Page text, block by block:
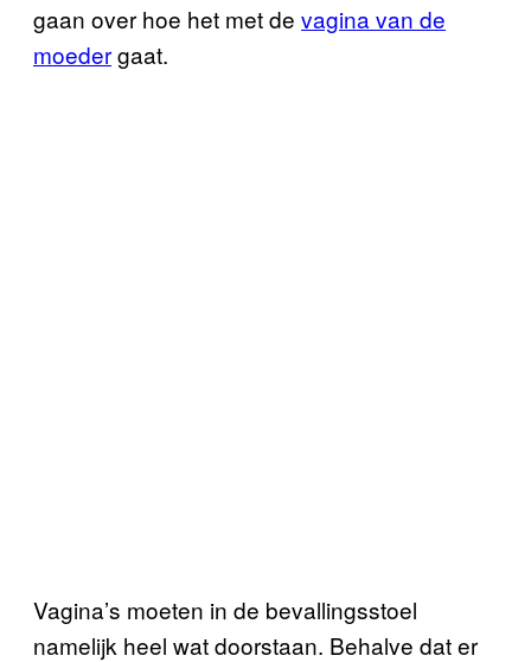
gaan over hoe het met de vagina van de
moedergaat.
Vagina’s moeten in de bevallingsstoel
namelijk heel wat doorstaan. Behalve dat er